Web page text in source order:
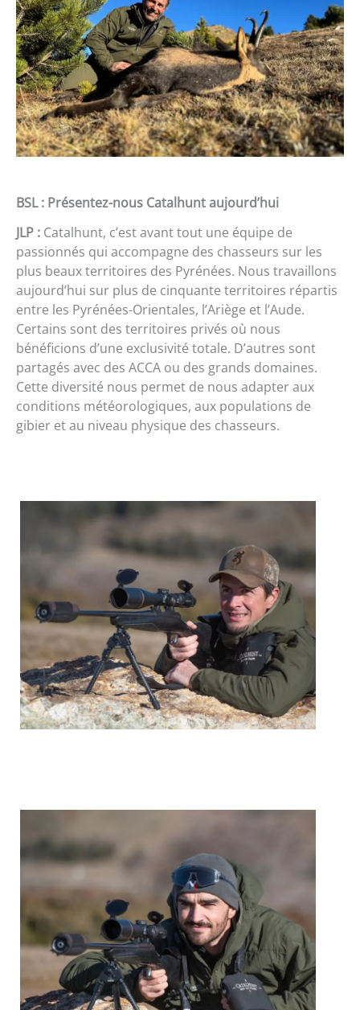
BSL : Présentez-nous Catalhunt aujourd’hui
JLP : Catalhunt, c’est avant tout une équipe de
passionnés qui accompagne des chasseurs sur les
plus beaux territoires des Pyrénées. Nous travaillons
aujourd’hui sur plus de cinquante territoires répartis
entre les Pyrénées-Orientales, l’Ariège et l’Aude.
Certains sont des territoires privés où nous
bénéficions d’une exclusivité totale. D’autres sont
partagés avec des ACCA ou des grands domaines.
Cette diversité nous permet de nous adapter aux
conditions météorologiques, aux populations de
gibier et au niveau physique des chasseurs.